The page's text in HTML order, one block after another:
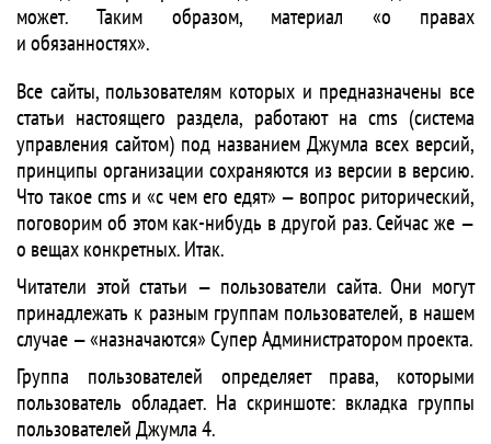
может. Таким образом, материал «о правах
и обязанностях».
Все сайты, пользователям которых и предназначены все
статьи настоящего раздела, работают на cms (система
управления сайтом) под названием Джумла всех версий,
принципы организации сохраняются из версии в версию.
Что такое cms и «с чем его едят» — вопрос риторический,
поговорим об этом как-нибудь в другой раз. Сейчас же —
о вещах конкретных. Итак.
Читатели этой статьи — пользователи сайта. Они могут
принадлежать к разным группам пользователей, в нашем
случае — «назначаются» Супер Администратором проекта.
Группа пользователей определяет права, которыми
пользователь обладает. На скриншоте: вкладка группы
пользователей Джумла 4.